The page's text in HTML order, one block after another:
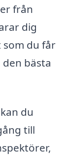
från
dig
som du får
bästa
du
till